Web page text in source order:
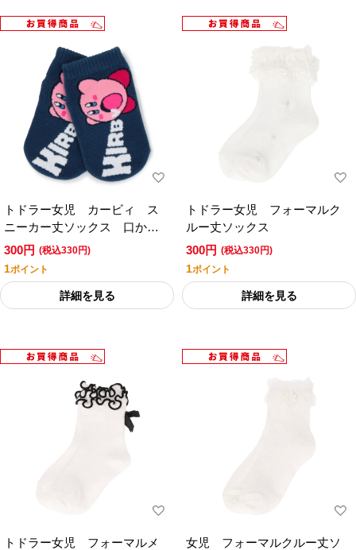
トドラー女児 カービィ ス
ニーカー丈ソックス 口から
ロゴ
300円 (税込330円)
1ポイント
詳細を見る
トドラー女児 フォーマルク
ルー丈ソックス
300円 (税込330円)
1ポイント
詳細を見る
トドラー女児 フォーマルメ
女児 フォーマルクルー丈ソ